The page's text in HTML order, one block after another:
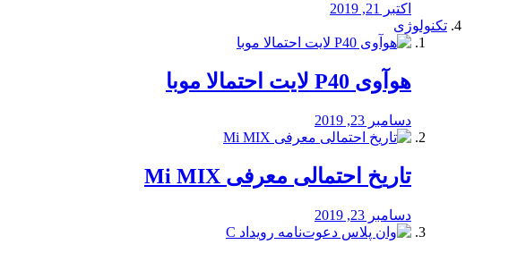
اکتبر 21, 2019
تکنولوژی
هوآوی P40 لایت احتمالا موبا
دسامبر 23, 2019
تاریخ احتمالی معرفی Mi MIX
دسامبر 23, 2019